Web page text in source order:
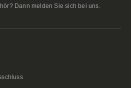
Dann melden Sie sich bei uns.